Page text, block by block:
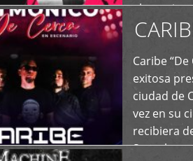
el exterior
Caribe
exitosa
ciudad de
vez en su
recibiera
Store los
+